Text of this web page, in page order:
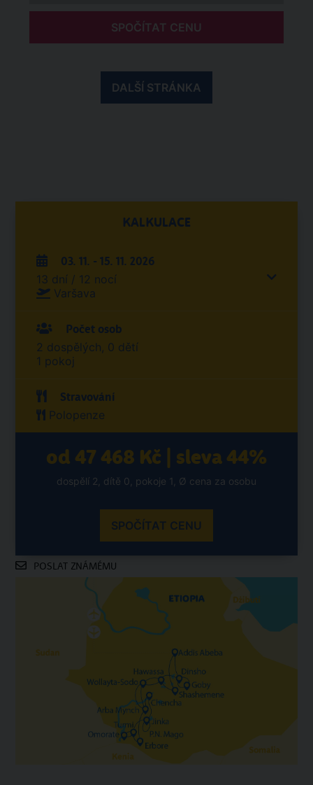
SPOČÍTAT CENU
DALŠÍ STRÁNKA
KALKULACE
03. 11. - 15. 11. 2026
13 dní / 12 nocí
Varšava
Počet osob
2 dospělých, 0 dětí
1 pokoj
Stravování
Polopenze
od 47 468 Kč | sleva 44%
dospělí 2, dítě 0, pokoje 1, Ø cena za osobu
SPOČÍTAT CENU
POSLAT ZNÁMÉMU